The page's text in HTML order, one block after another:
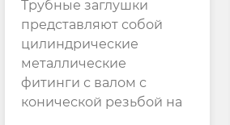
Обеспечивают
Стабильное И
Надежное Уплотнение
Трубные заглушки
представляют собой
цилиндрические
металлические
фитинги с валом с
конической резьбой на